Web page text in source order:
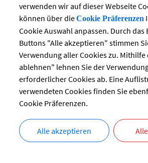
10 11 12 13
14
17 18 19 20 21
24 25 26 27
28
verwenden wir auf dieser Webseite
können über dieCookie Präferenzen
Cookie Auswahl anpassen. Durch das
Buttons "Alle akzeptieren" stimmen
Verwendung aller Cookies zu. Mithilfe
ablehnen" lehnen Sie der
erforderlicher Cookies ab. Eine
verwendeten Cookies finden Sie
Cookie Präferenzen.
Alle akzeptieren